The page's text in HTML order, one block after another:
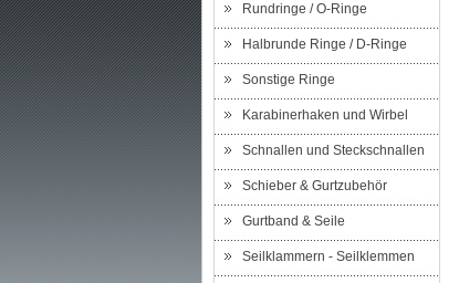
Rundringe / O-Ringe
Halbrunde Ringe / D-Ringe
Sonstige Ringe
Karabinerhaken und Wirbel
Schnallen und Steckschnallen
Schieber & Gurtzubehör
Gurtband & Seile
Seilklammern - Seilklemmen